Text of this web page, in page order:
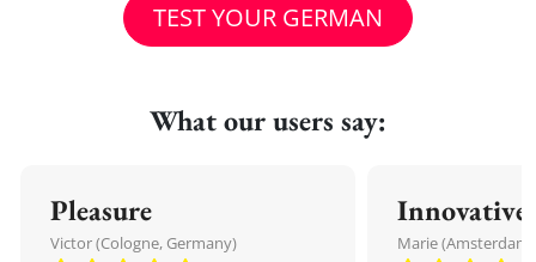
TEST YOUR GERMAN
What our users say:
Pleasure
Victor (Cologne, Germany)
Innovative
Marie